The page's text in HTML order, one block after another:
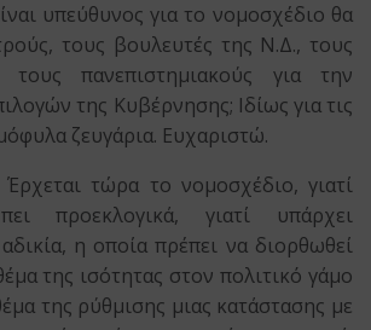
υπεύθυνος για το νομοσχέδιο θα
τους βουλευτές της Ν.Δ., τους
τους πανεπιστημιακούς για την
της Κυβέρνησης; Ιδίως για τις
ζευγάρια. Ευχαριστώ.
Έρχεται τώρα το νομοσχέδιο, γιατί
προεκλογικά, γιατί υπάρχει
η οποία πρέπει να διορθωθεί
της ισότητας στον πολιτικό γάμο
της ρύθμισης μιας κατάστασης με